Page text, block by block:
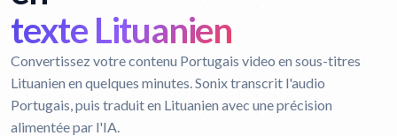
texte Lituanien
Convertissez votre contenu Portugais video en sous-titres
Lituanien en quelques minutes. Sonix transcrit l'audio
Portugais, puis traduit en Lituanien avec une précision
alimentée par l'IA.